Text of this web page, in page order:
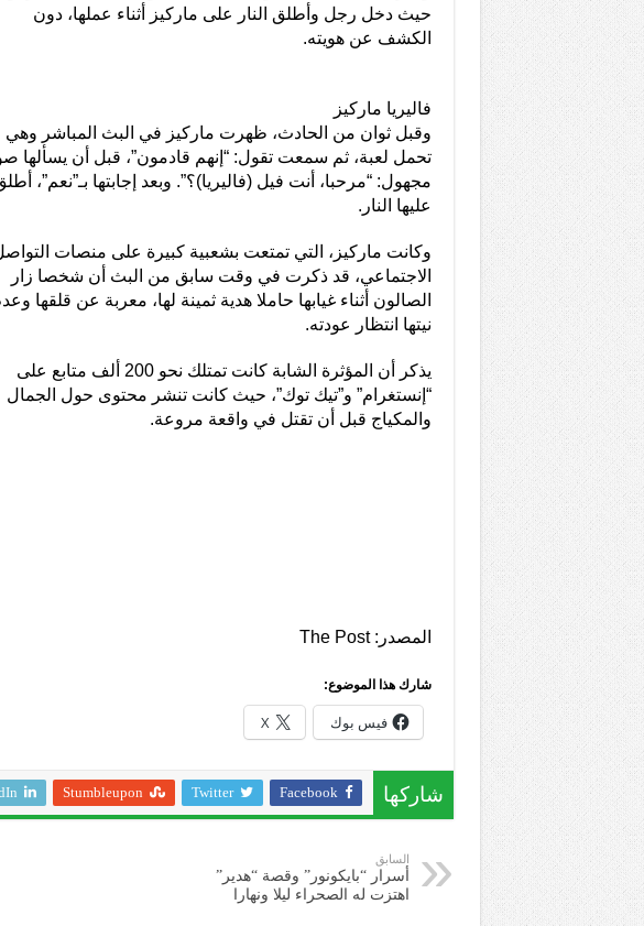
حيث دخل رجل وأطلق النار على ماركيز أثناء عملها، دون
الكشف عن هويته.
فاليريا ماركيز
وقبل ثوان من الحادث، ظهرت ماركيز في البث المباشر وهي
تحمل لعبة، ثم سمعت تقول: “إنهم قادمون”، قبل أن يسألها
مجهول: “مرحبا، أنت فيل (فاليريا)؟”. وبعد إجابتها بـ”نعم”،
عليها النار.
وكانت ماركيز، التي تمتعت بشعبية كبيرة على منصات
الاجتماعي، قد ذكرت في وقت سابق من البث أن شخصا زار
الصالون أثناء غيابها حاملا هدية ثمينة لها، معربة عن قلقها
نيتها انتظار عودته.
يذكر أن المؤثرة الشابة كانت تمتلك نحو 200 ألف متابع على
“إنستغرام” و”تيك توك”، حيث كانت تنشر محتوى حول الجمال
والمكياج قبل أن تقتل في واقعة مروعة.
المصدر: The Post
شارك هذا الموضوع:
فيس بوك X
شاركها Facebook
Twitter
Stumbleupon
السابق
أسرار “بايكونور” وقصة “هدير”
اهتزت له الصحراء ليلا ونهارا